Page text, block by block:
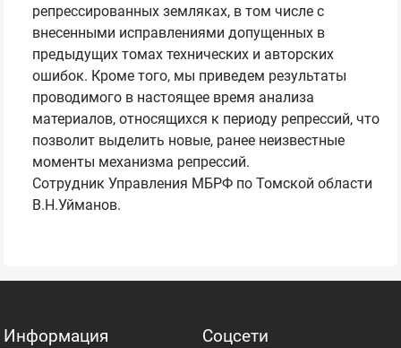
репрессированных земляках, в том числе с
внесенными исправлениями допущенных в
предыдущих томах технических и авторских
ошибок. Кроме того, мы приведем результаты
проводимого в настоящее время анализа
материалов, относящихся к периоду репрессий, что
позволит выделить новые, ранее неизвестные
моменты механизма репрессий.
Сотрудник Управления МБРФ по Томской области
В.Н.Уйманов.
Информация Соцсети